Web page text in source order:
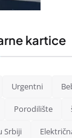
kartice
Urgentni
Porodilište
Srbiji